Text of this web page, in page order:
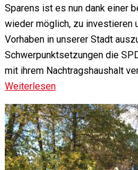
Sparens ist es nun dank einer
wieder möglich, zu investieren
Vorhaben in unserer Stadt
Schwerpunktsetzungen die
mit ihrem Nachtragshaushalt
Weiterlesen